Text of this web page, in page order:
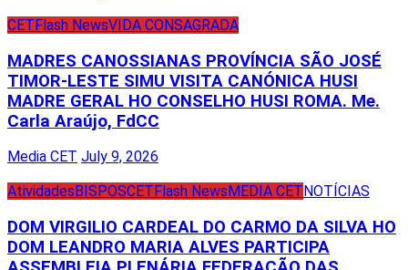
CETFlash NewsVIDA CONSAGRADA
MADRES CANOSSIANAS PROVÍNCIA SÃO JOSÉ
TIMOR-LESTE SIMU VISITA CANÓNICA HUSI
MADRE GERAL HO CONSELHO HUSI ROMA. Me.
Carla Araújo, FdCC
Media CET July 9, 2026
Atividades BISPOSCET Flash News MEDIA CET NOTÍCIAS
DOM VIRGILIO CARDEAL DO CARMO DA SILVA HO
DOM LEANDRO MARIA ALVES PARTICIPA